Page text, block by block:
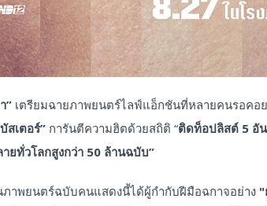
” เตรียมฉายภาพยนตร์ไลฟ์แอ็กชันที่หลายคนรอคอย
สเตอร์” การันตีความฮิตด้วยสถิติ “ติดท็อปลิสต์ 5 อั
ยทั่วโลกสูงกว่า 50 ล้านฉบับ”
ภาพยนตร์ฉบับคนแสดงนี้ได้ผู้กำกับฝีมือฉกาจอย่าง "